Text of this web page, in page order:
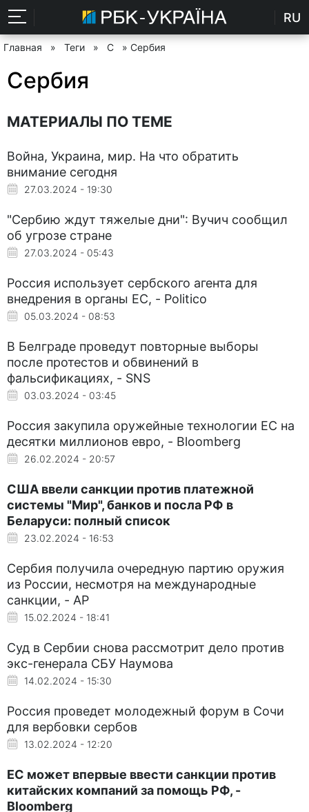
RU
Главная » Теги » С » Сербия
Сербия
МАТЕРИАЛЫ ПО ТЕМЕ
Война, Украина, мир. На что обратить
внимание сегодня
27.03.2024 - 19:30
"Сербию ждут тяжелые дни": Вучич сообщил
об угрозе стране
27.03.2024 - 05:43
Россия использует сербского агента для
внедрения в органы ЕС, - Politico
05.03.2024 - 08:53
В Белграде проведут повторные выборы
после протестов и обвинений в
фальсификациях, - SNS
03.03.2024 - 03:45
Россия закупила оружейные технологии ЕС на
десятки миллионов евро, - Bloomberg
26.02.2024 - 20:57
США ввели санкции против платежной
системы "Мир", банков и посла РФ в
Беларуси: полный список
23.02.2024 - 16:53
Сербия получила очередную партию оружия
из России, несмотря на международные
санкции, - AP
15.02.2024 - 18:41
Суд в Сербии снова рассмотрит дело против
экс-генерала СБУ Наумова
14.02.2024 - 15:30
Россия проведет молодежный форум в Сочи
для вербовки сербов
13.02.2024 - 12:20
ЕС может впервые ввести санкции против
китайских компаний за помощь РФ, -
Bloomberg